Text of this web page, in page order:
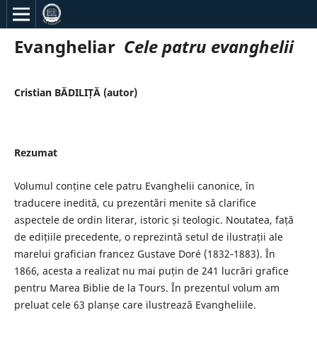
Evangheliar Cele patru evanghelii
Cristian BĂDILIȚĂ (autor)
Rezumat
Volumul conține cele patru Evanghelii canonice, în
traducere inedită, cu prezentări menite să clarifice
aspectele de ordin literar, istoric și teologic. Noutatea, față
de edițiile precedente, o reprezintă setul de ilustrații ale
marelui grafician francez Gustave Doré (1832‐1883). În
1866, acesta a realizat nu mai puțin de 241 lucrări grafice
pentru Marea Biblie de la Tours. În prezentul volum am
preluat cele 63 planșe care ilustrează Evangheliile.